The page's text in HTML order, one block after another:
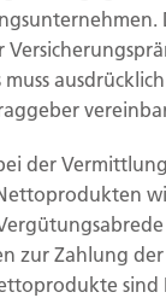
in
der
zur Zahlung
sind